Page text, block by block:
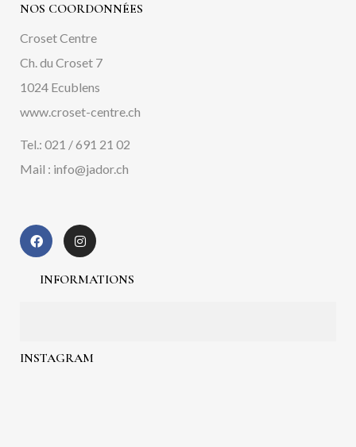
NOS COORDONNÉES
Croset Centre
Ch. du Croset 7
1024 Ecublens
www.croset-centre.ch
Tel.: 021 / 691 21 02
Mail : info@jador.ch
INFORMATIONS
INSTAGRAM